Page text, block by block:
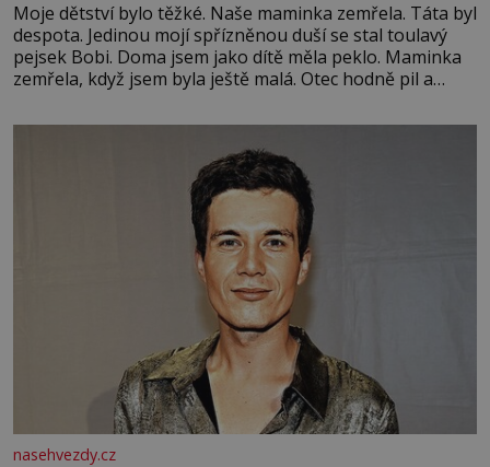
Moje dětství bylo těžké. Naše maminka zemřela. Táta byl
despota. Jedinou mojí spřízněnou duší se stal toulavý
pejsek Bobi. Doma jsem jako dítě měla peklo. Maminka
zemřela, když jsem byla ještě malá. Otec hodně pil a
chodila do školy u nás na vesnici. Měli mě tam rádi,
nasehvezdy.cz